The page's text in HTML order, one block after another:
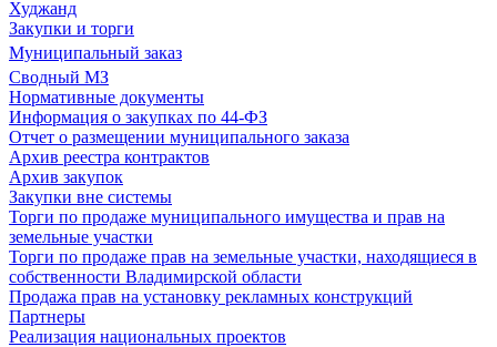
Худжанд
Закупки и торги
Муниципальный заказ
Сводный МЗ
Нормативные документы
Информация о закупках по 44-ФЗ
Отчет о размещении муниципального заказа
Архив реестра контрактов
Архив закупок
Закупки вне системы
Торги по продаже муниципального имущества и прав на
земельные участки
Торги по продаже прав на земельные участки, находящиеся в
собственности Владимирской области
Продажа прав на установку рекламных конструкций
Партнеры
Реализация национальных проектов